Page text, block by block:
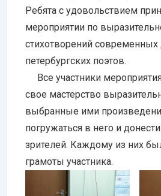
Ребята с удовольствием
мероприятии по
стихотворений современных
петербургских поэтов.
Все участники
свое мастерство
выбранные ими
погружаться в него и
зрителей. Каждому из них
грамоты участника.